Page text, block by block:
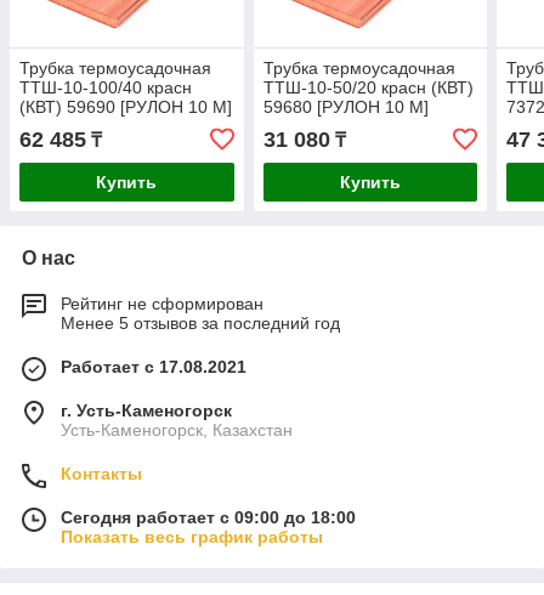
Трубка термоусадочная
ТТШ-10-100/40 красн
(КВТ) 59690 [РУЛОН 10 М]
62 485 ₸
Купить
Трубка термоусадочная
ТТШ-10-50/20 красн (КВТ)
59680 [РУЛОН 10 М]
31 080₸
Купить
47
О нас
Рейтинг не сформирован
Менее 5 отзывов за последний год
Работает с 17.08.2021
г. Усть-Каменогорск
Усть-Каменогорск, Казахстан
Контакты
Сегодня работает с 09:00 до 18:00
Показать весь график работы